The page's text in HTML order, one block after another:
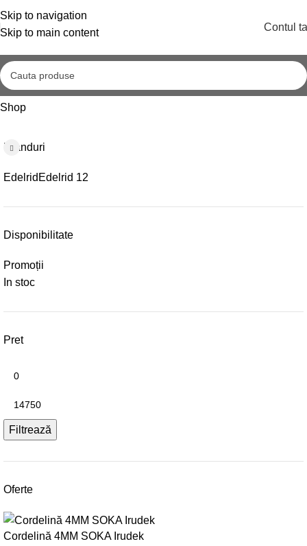
Skip to navigation
Skip to main content
Contul
Shop
Branduri
Edelrid Edelrid 12
Disponibilitate
Promoții
In stoc
Pret
Filtrează
Oferte
Cordelină 4MM SOKA Irudek